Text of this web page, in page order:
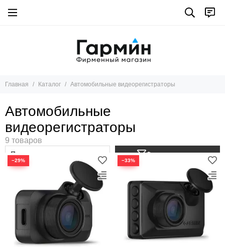
Главная Каталог Автомобильные видеорегистраторы
Автомобильные
видеорегистраторы
Фильтр товаров
−29% −33%